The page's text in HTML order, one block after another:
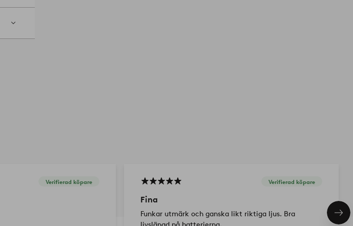
Verifierad köpare Verifierad köpare
Fina
Funkar utmärk och ganska likt riktiga ljus. Bra